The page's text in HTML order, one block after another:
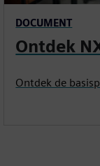
DOCUMENT
Ontdek
Ontdek de